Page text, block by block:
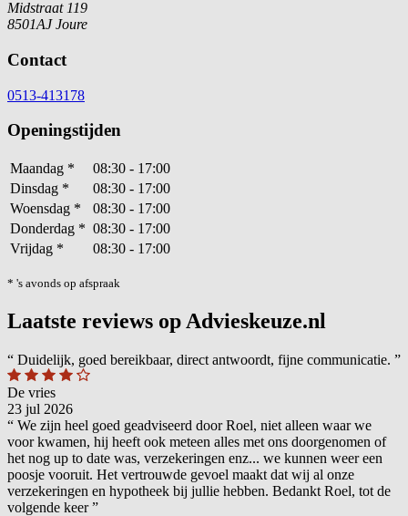
Midstraat 119
8501AJ Joure
Contact
0513-413178
Openingstijden
Maandag *
08:30 - 17:00
Dinsdag *
08:30 - 17:00
Woensdag *
08:30 - 17:00
Donderdag * 08:30 - 17:00
Vrijdag * 08:30 - 17:00
* 's avonds op afspraak
Laatste reviews op Advieskeuze.nl
“ Duidelijk, goed bereikbaar, direct antwoordt, fijne communicatie. ”
De vries
23 jul 2026
“ We zijn heel goed geadviseerd door Roel, niet alleen waar we
voor kwamen, hij heeft ook meteen alles met ons doorgenomen of
het nog up to date was, verzekeringen enz... we kunnen weer een
poosje vooruit. Het vertrouwde gevoel maakt dat wij al onze
verzekeringen en hypotheek bij jullie hebben. Bedankt Roel, tot de
volgende keer”